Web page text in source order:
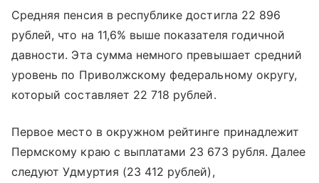
Средняя пенсия в республике достигла 22 896
рублей, что на 11,6% выше показателя годичной
давности. Эта сумма немного превышает средний
уровень по Приволжскому федеральному округу,
который составляет 22 718 рублей.
Первое место в окружном рейтинге принадлежит
Пермскому краю с выплатами 23 673 рубля. Далее
следуют Удмуртия (23 412 рублей),